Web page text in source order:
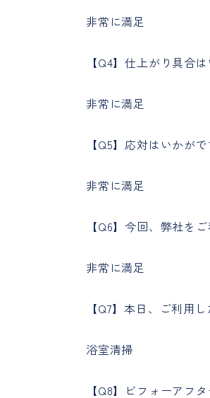
非常に満足
【Q4】仕上がり具合
非常に満足
【Q5】応対はいかが
非常に満足
【Q6】今回、弊社を
非常に満足
【Q7】本日、ご利用
浴室清掃
【Q8】ビフォーアフ